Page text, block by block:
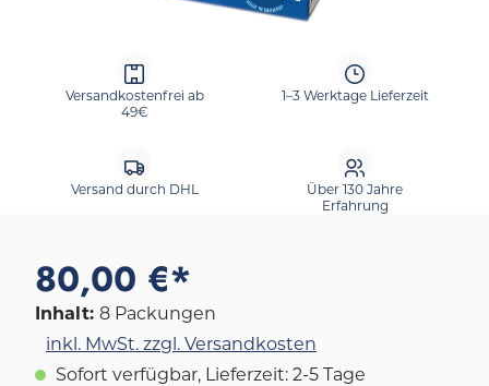
Versandkostenfrei ab
49€
1–3 Werktage Lieferzeit
Versand durch DHL
Über 130 Jahre
Erfahrung
80,00 €*
Inhalt: 8 Packungen
inkl. MwSt. zzgl. Versandkosten
Sofort verfügbar, Lieferzeit: 2-5 Tage